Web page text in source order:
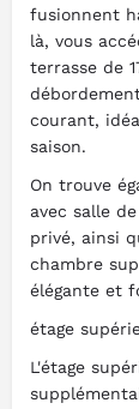
fusionnent
là, vous
terrasse de
courant,
saison.
On trouve
avec salle
privé, ainsi
chambre
élégante et
étage
L'étage